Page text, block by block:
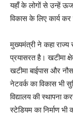
यहाँ के लोगों से उन्हें
विकास के लिए कार्य कर
मुख्यमंत्री ने कहा
प्रयासरत है। खटीमा
खटीमा बाईपास और
नेटवर्क का विकास भी
विद्यालय की
स्टेडियम का निर्माण